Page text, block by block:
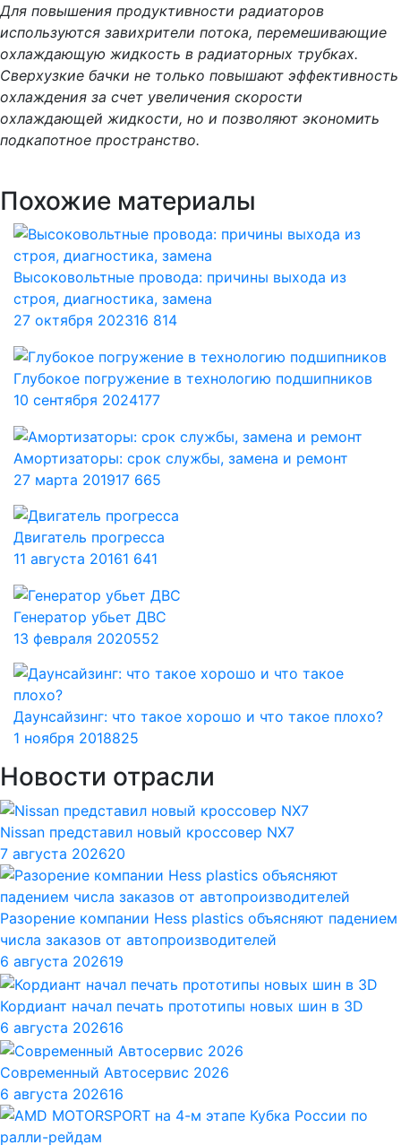
Для повышения продуктивности радиаторов
используются завихрители потока, перемешивающие
охлаждающую жидкость в радиаторных трубках.
Сверхузкие бачки не только повышают эффективность
охлаждения за счет увеличения скорости
охлаждающей жидкости, но и позволяют экономить
подкапотное пространство.
Похожие материалы
Высоковольтные провода: причины выхода из
строя, диагностика, замена
27 октября 202316 814
Глубокое погружение в технологию подшипников
10 сентября 2024177
Амортизаторы: срок службы, замена и ремонт
27 марта 201917 665
Двигатель прогресса
11 августа 20161 641
Генератор убьет ДВС
13 февраля 2020552
Даунсайзинг: что такое хорошо и что такое плохо?
1 ноября 2018825
Новости отрасли
Nissan представил новый кроссовер NX7
7 августа 202620
Разорение компании Hess plastics объясняют падением
числа заказов от автопроизводителей
6 августа 202619
Кордиант начал печать прототипы новых шин в 3D
6 августа 202616
Современный Автосервис 2026
6 августа 202616